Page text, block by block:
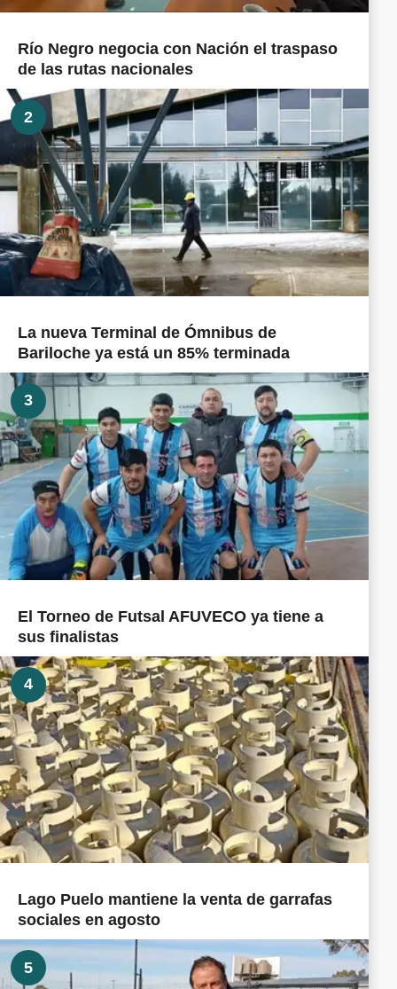
Río Negro negocia con Nación el traspaso
de las rutas nacionales
2
La nueva Terminal de Ómnibus de
Bariloche ya está un 85% terminada
3
El Torneo de Futsal AFUVECO ya tiene a
sus finalistas
4
Lago Puelo mantiene la venta de garrafas
sociales en agosto
5